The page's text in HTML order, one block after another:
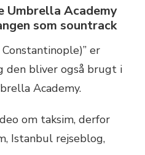
Umbrella Academy
som sountrack
er
den bliver også brugt i
Academy.